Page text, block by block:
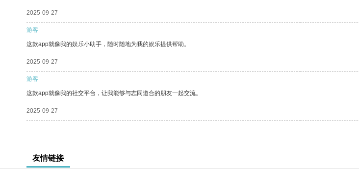
2025-09-27
游客
这款app就像我的娱乐小助手，随时随地为我的娱乐提供帮助。
2025-09-27
游客
这款app就像我的社交平台，让我能够与志同道合的朋友一起交流。
2025-09-27
友情链接